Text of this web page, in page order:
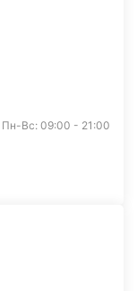
Пн-Вс: 09:00 - 21:00